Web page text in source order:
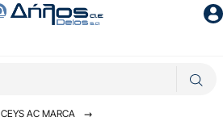
CEYS AC MARCA